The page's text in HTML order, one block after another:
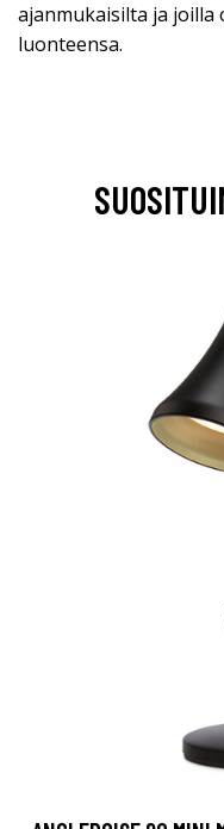
ajanmukaisilta ja joilla
luonteensa.